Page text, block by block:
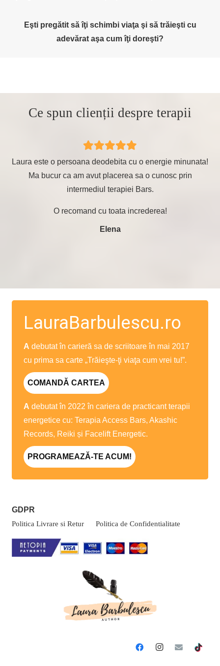
Eşti pregătit să îţi schimbi viaţa şi să trăieşti cu
adevărat aşa cum îţi doreşti?
Ce spun clienții despre terapii
Laura este o persoana deodebita cu o energie minunata!
Ma bucur ca am avut placerea sa o cunosc prin
intermediul terapiei Bars.
O recomand cu toata increderea!
Elena
LauraBarbulescu.ro
A debutat în carieră sa de scriitoare în mai 2017
cu prima sa carte „Trăieşte-ţi viaţa cum vrei tu!”.
COMANDĂ CARTEA
A debutat în 2022 în cariera de practicant terapii
energetice cu: Terapia Access Bars, Akashic
Records, Reiki și Facelift Energetic.
PROGRAMEAZĂ-TE ACUM!
GDPR
Politica Livrare si Retur Politica de Confidentialitate